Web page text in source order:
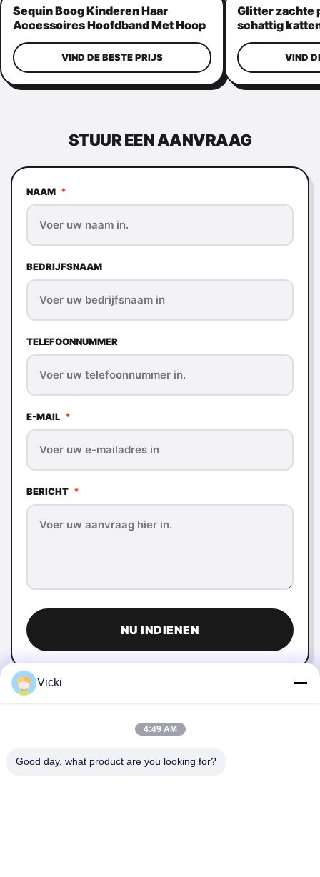
Sequin Boog Kinderen Haar
Accessoires Hoofdband Met Hoop
Roze Kleur
VIND DE BESTE PRIJS
Glitter zachte
schattig
VIND
STUUR EEN AANVRAAG
NAAM *
BEDRIJFSNAAM
TELEFOONNUMMER
E-MAIL *
BERICHT *
NU INDIENEN
Vicki
4:49 AM
Good day, what product are you looking for?